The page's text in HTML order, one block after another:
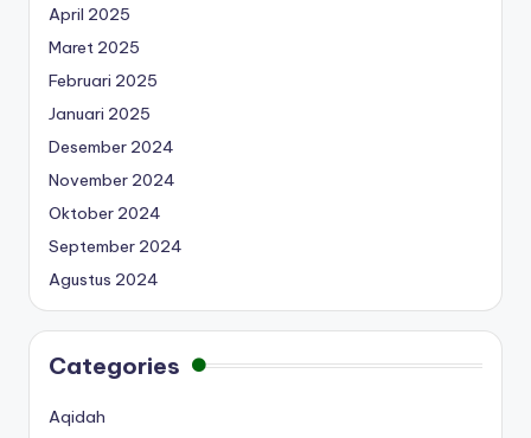
April 2025
Maret 2025
Februari 2025
Januari 2025
Desember 2024
November 2024
Oktober 2024
September 2024
Agustus 2024
Categories
Aqidah